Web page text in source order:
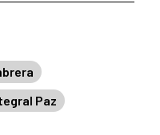
Paz